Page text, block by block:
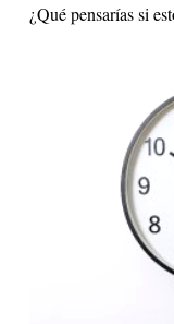
¿Qué pensarías si